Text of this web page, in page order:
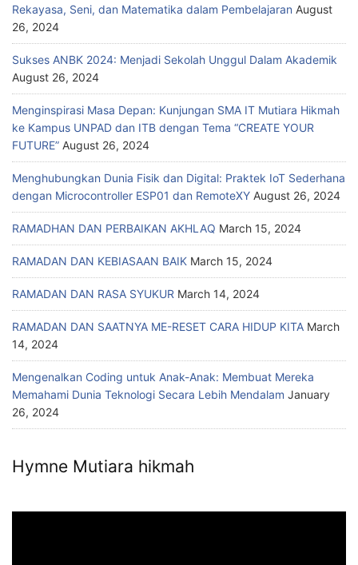
Rekayasa, Seni, dan Matematika dalam Pembelajaran August
26, 2024
Sukses ANBK 2024: Menjadi Sekolah Unggul Dalam Akademik
August 26, 2024
Menginspirasi Masa Depan: Kunjungan SMA IT Mutiara Hikmah
ke Kampus UNPAD dan ITB dengan Tema “CREATE YOUR
FUTURE” August 26, 2024
Menghubungkan Dunia Fisik dan Digital: Praktek IoT Sederhana
dengan Microcontroller ESP01 dan RemoteXY August 26, 2024
RAMADHAN DAN PERBAIKAN AKHLAQ March 15, 2024
RAMADAN DAN KEBIASAAN BAIK March 15, 2024
RAMADAN DAN RASA SYUKUR March 14, 2024
RAMADAN DAN SAATNYA ME-RESET CARA HIDUP KITA March
14, 2024
Mengenalkan Coding untuk Anak-Anak: Membuat Mereka
Memahami Dunia Teknologi Secara Lebih Mendalam January
26, 2024
Hymne Mutiara hikmah